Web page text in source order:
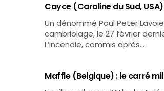
Cayce (Caroline du Sud,
Un dénommé Paul Peter
cambriolage, le 27 février
L’incendie, commis après…
Maffle (Belgique) : le carré